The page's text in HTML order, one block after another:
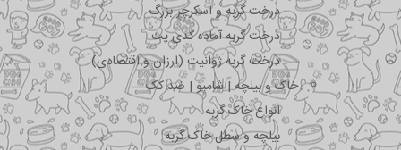
درخت گربه و اسکرچر بزرگ
درخت گربه آماده کدی پت
درخت گربه ژوانیت (ارزان و اقتصادی)
خاک و بیلچه | شامپو | ضد کک
انواع خاک گربه
بیلچه و سطل خاک گربه